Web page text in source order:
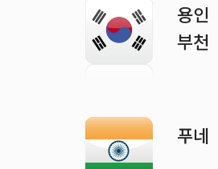
용인
부천
푸네